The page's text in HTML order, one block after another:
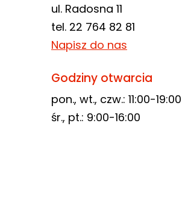
ul. Radosna 11
tel. 22 764 82 81
Napisz do nas
Godziny otwarcia
pon., wt., czw.: 11:00-19:00
śr., pt.: 9:00-16:00